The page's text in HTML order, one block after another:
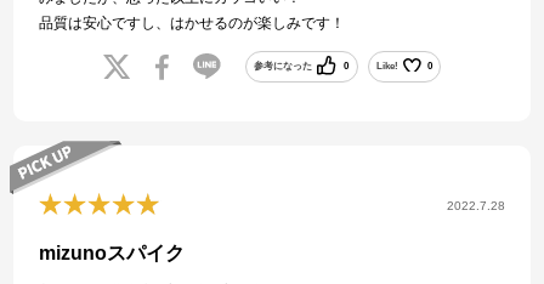
品質は安心ですし、はかせるのが楽しみです！
参考になった 0 Like! 0
2022.7.28
mizunoスパイク